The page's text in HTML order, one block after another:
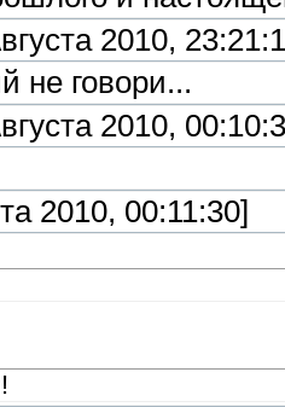
2010,
не говори...
2010,
2010, 00:11:30]